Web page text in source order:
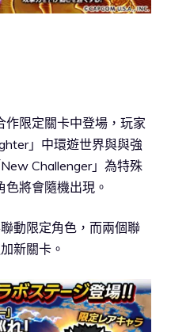
作限定關卡中登場，玩家
」中環遊世界與與強
Challenger」為特殊
色將會隨機出現。
動限定角色，而兩個聯
新關卡。